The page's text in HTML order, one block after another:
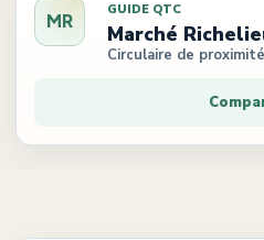
MR GUIDE QTC
Marché
Circulaire de